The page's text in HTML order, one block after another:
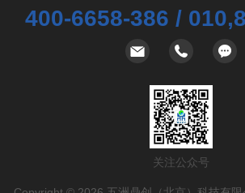
400-6658-386 /
关注公众号